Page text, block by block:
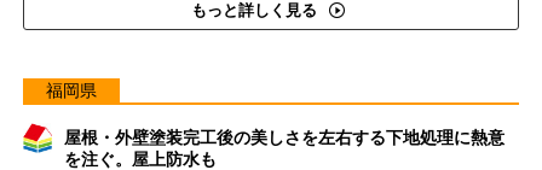
もっと詳しく見る
福岡県
屋根・外壁塗装完工後の美しさを左右する下地処理に熱意
を注ぐ。屋上防水も